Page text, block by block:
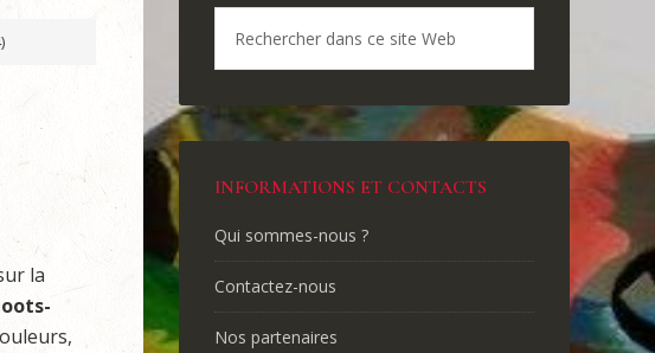
la
INFORMATIONS ET CONTACTS
Qui sommes-nous ?
Contactez-nous
Nos partenaires